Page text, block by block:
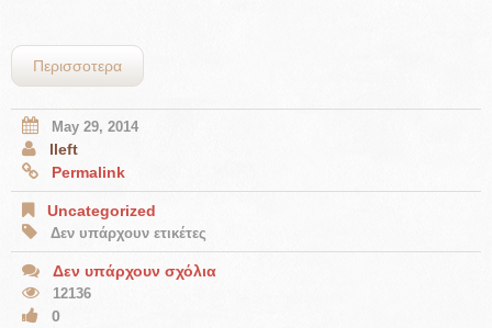
Περισσοτερα
May 29, 2014
lleft
Permalink
Uncategorized
Δεν υπάρχουν ετικέτες
Δεν υπάρχουν σχόλια
12136
0